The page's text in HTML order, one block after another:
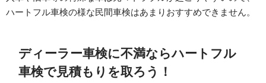
ハートフル車検の様な民間車検はあまりおすすめできません。
ディーラー車検に不満ならハートフル
車検で見積もりを取ろう！